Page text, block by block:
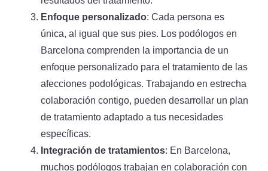
Enfoque personalizado: Cada persona es
única, al igual que sus pies. Los podólogos en
Barcelona comprenden la importancia de un
enfoque personalizado para el tratamiento de las
afecciones podológicas. Trabajando en estrecha
colaboración contigo, pueden desarrollar un plan
de tratamiento adaptado a tus necesidades
específicas.
Integración de tratamientos: En Barcelona,
muchos podólogos trabajan en colaboración con